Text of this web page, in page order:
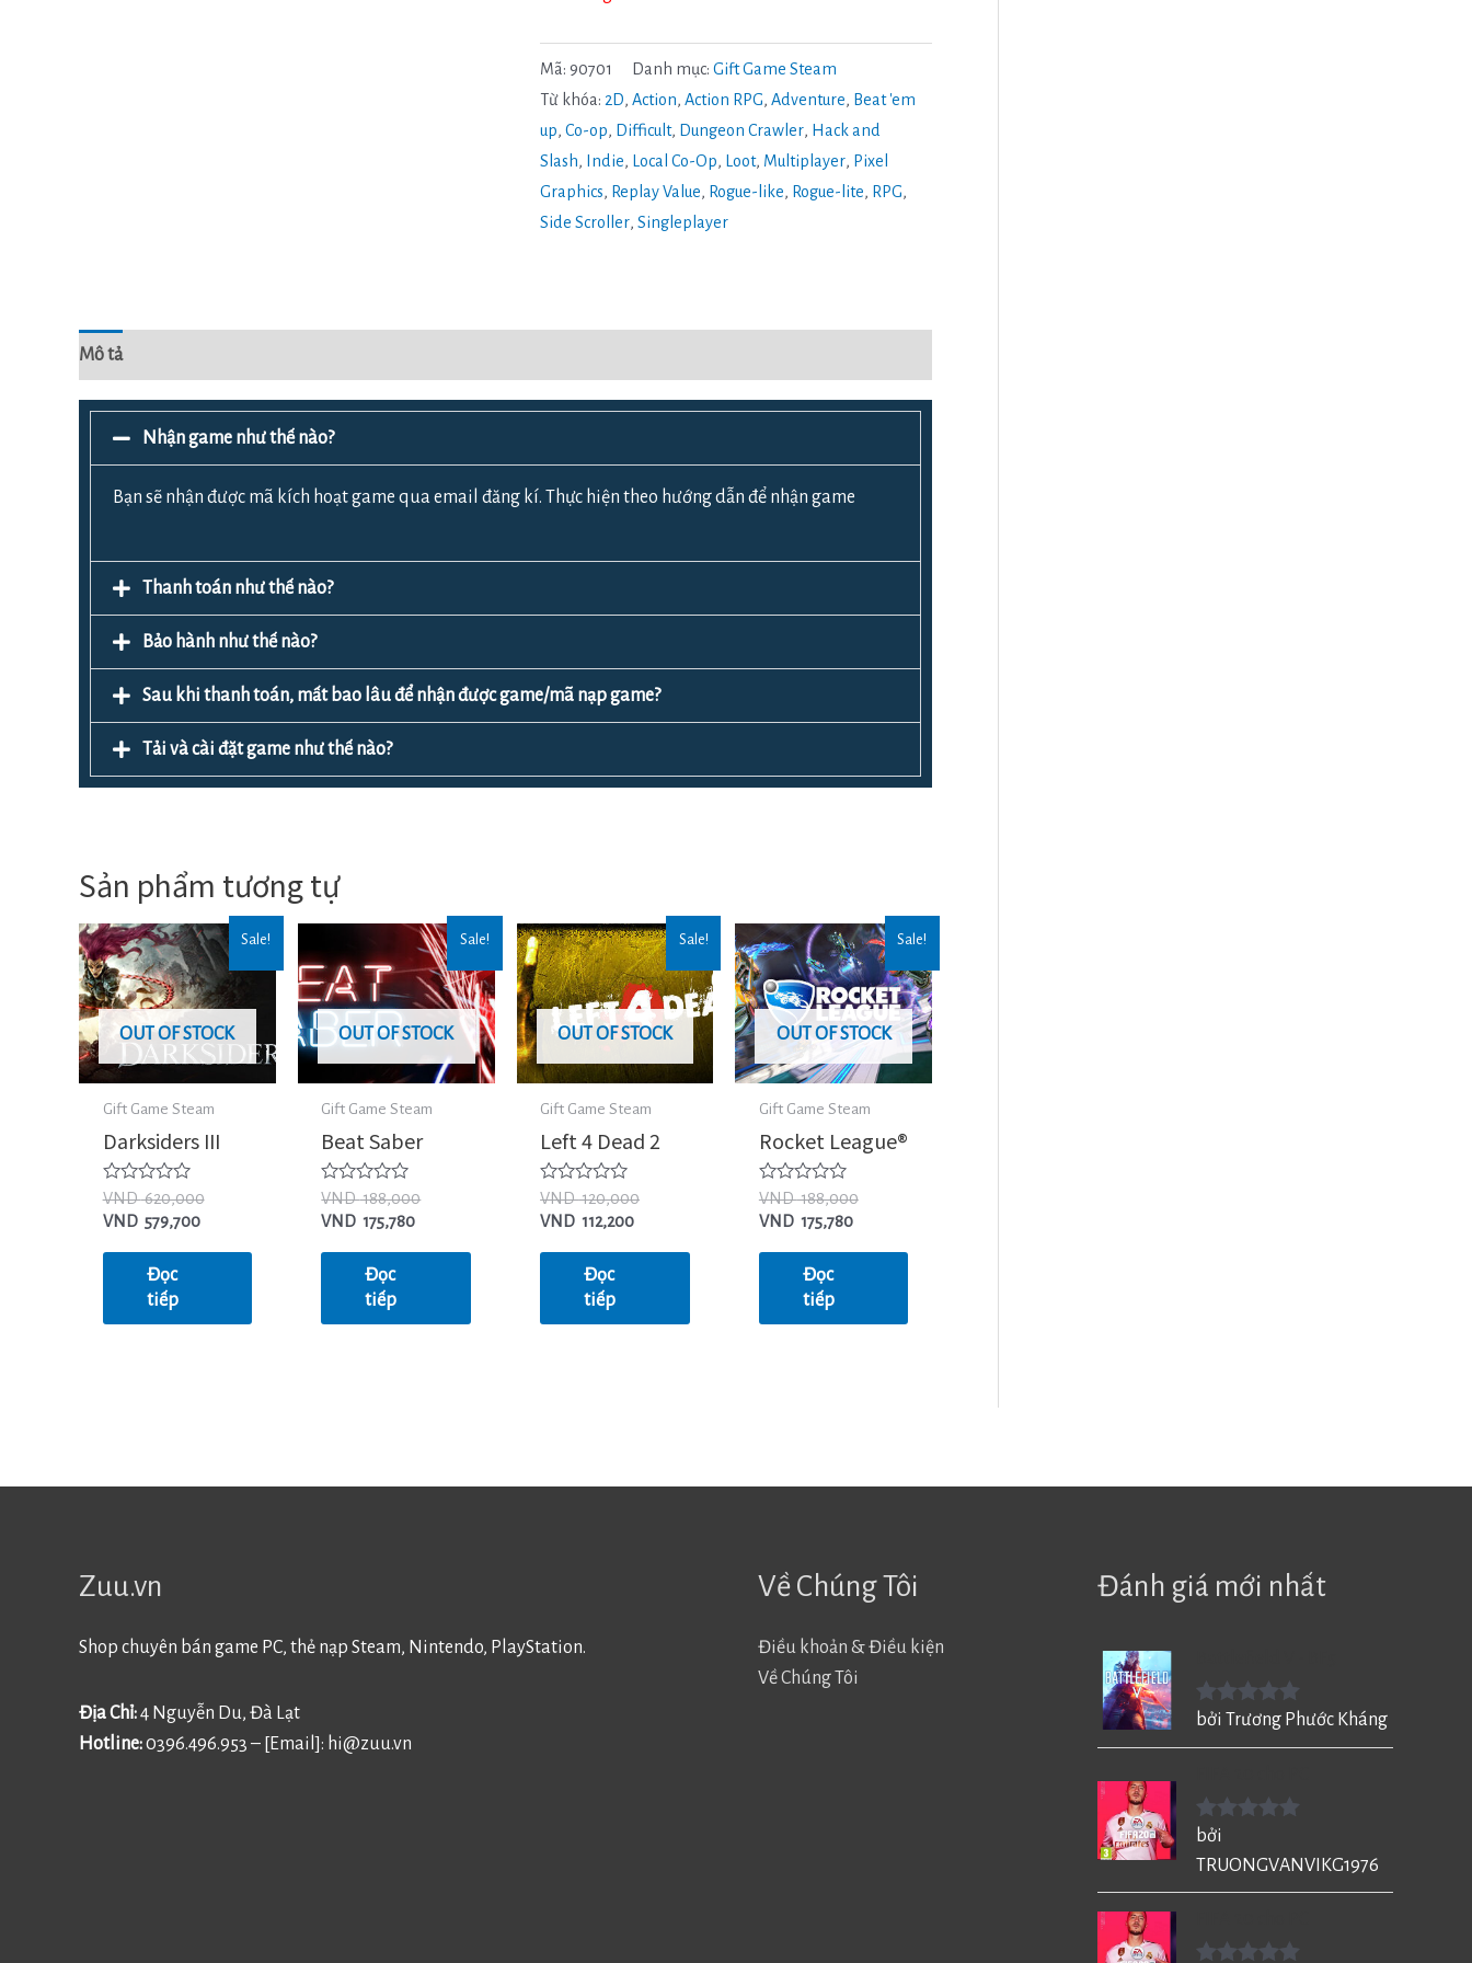
Mã: 90701 Danh mục: Gift Game Steam
Từ khóa: 2D, Action, Action RPG, Adventure, Beat 'em
up, Co-op, Difficult, Dungeon Crawler, Hack and
Slash, Indie, Local Co-Op, Loot, Multiplayer, Pixel
Graphics, Replay Value, Rogue-like, Rogue-lite, RPG,
Side Scroller, Singleplayer
Mô tả
Nhận game như thế nào?
Bạn sẽ nhận được mã kích hoạt game qua email đăng kí. Thực hiện theo hướng dẫn để nhận game
Thanh toán như thế nào?
Bảo hành như thế nào?
Sau khi thanh toán, mất bao lâu để nhận được game/mã nạp game?
Tải và cài đặt game như thế nào?
Sản phẩm tương tự
Sale!
OUT OF STOCK
Gift Game Steam
Darksiders III
Được
xếp
hạng
VND620,000
VND 579,700
Đọc
tiếp
Sale!
OUT OF STOCK
Gift Game Steam
Beat Saber
Được
xếp
hạng
VND188,000
VND 175,780
Đọc
tiếp
Sale!
OUT OF STOCK
Gift Game Steam
Left 4 Dead 2
Được
xếp
hạng
VND120,000
VND 112,200
Đọc
tiếp
Sale!
OUT OF STOCK
Gift Game Steam
Rocket League®
Được
xếp
hạng
VND188,000
VND 175,780
Đọc
tiếp
Zuu.vn
Shop chuyên bán game PC, thẻ nạp Steam, Nintendo, PlayStation.
Địa Chỉ:4 Nguyễn Du, Đà Lạt
Hotline:0396.496.953 – [Email]: hi@zuu.vn
Về Chúng Tôi
Điều khoản & Điều kiện
Về Chúng Tôi
Đánh giá mới nhất
Được xếp
bởi Trương Phước Kháng
Được xếp
hạng5 5
sao
bởi
TRUONGVANVIKG1976